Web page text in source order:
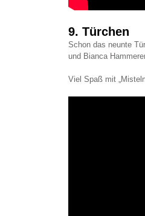
9. Türchen
Schon das neunte
und Bianca
Viel Spaß mit